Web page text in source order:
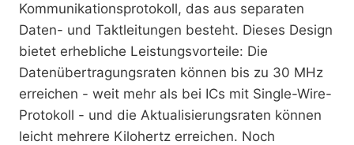
Kommunikationsprotokoll, das aus separaten
Daten- und Taktleitungen besteht. Dieses Design
bietet erhebliche Leistungsvorteile: Die
Datenübertragungsraten können bis zu 30 MHz
erreichen - weit mehr als bei ICs mit Single-Wire-
Protokoll - und die Aktualisierungsraten können
leicht mehrere Kilohertz erreichen. Noch